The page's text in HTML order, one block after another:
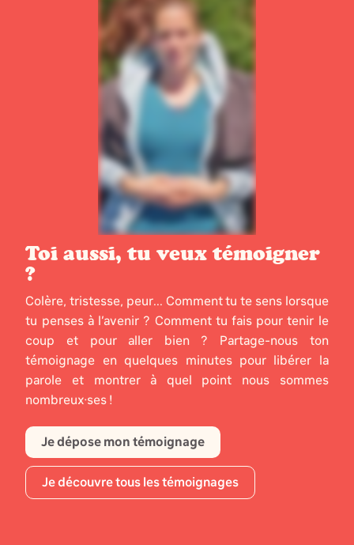
Toi aussi, tu veux témoigner
?
Colère, tristesse, peur... Comment tu te sens lorsque
tu penses à l’avenir ? Comment tu fais pour tenir le
coup et pour aller bien ? Partage-nous ton
témoignage en quelques minutes pour libérer la
parole et montrer à quel point nous sommes
nombreux·ses !
Je dépose mon témoignage
Je découvre tous les témoignages